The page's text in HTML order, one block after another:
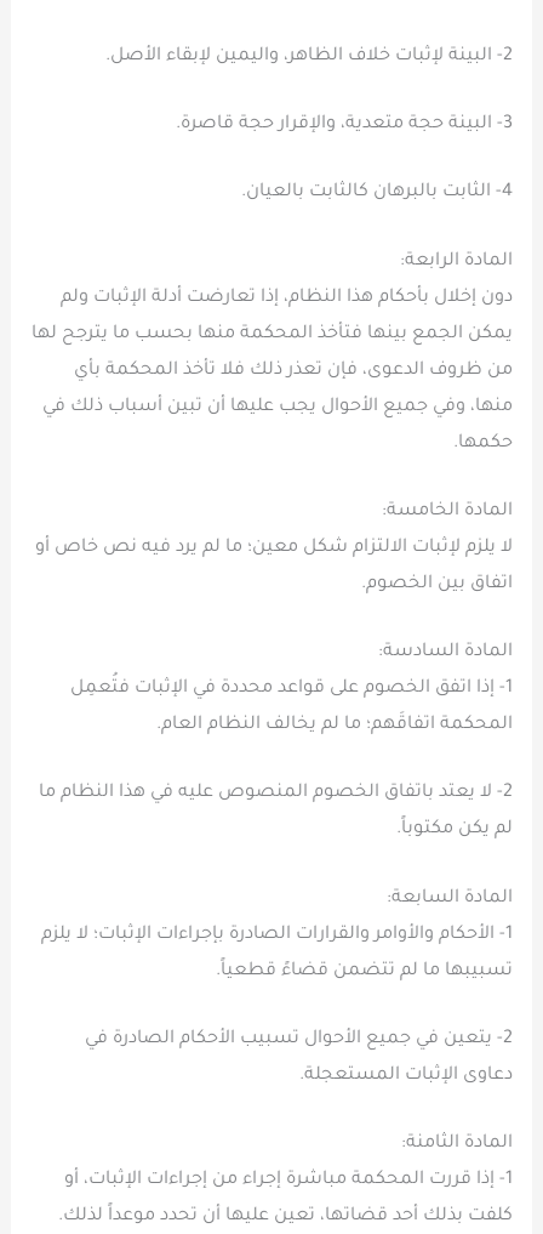
2- البينة لإثبات خلاف الظاهر، واليمين لإبقاء الأصل.
3- البينة حجة متعدية، والإقرار حجة قاصرة.
4- الثابت بالبرهان كالثابت بالعيان.
المادة الرابعة:
دون إخلال بأحكام هذا النظام، إذا تعارضت أدلة الإثبات ولم
يمكن الجمع بينها فتأخذ المحكمة منها بحسب ما يترجح لها
من ظروف الدعوى، فإن تعذر ذلك فلا تأخذ المحكمة بأي
منها، وفي جميع الأحوال يجب عليها أن تبين أسباب ذلك في
حكمها.
المادة الخامسة:
لا يلزم لإثبات الالتزام شكل معين؛ ما لم يرد فيه نص خاص أو
اتفاق بين الخصوم.
المادة السادسة:
1- إذا اتفق الخصوم على قواعد محددة في الإثبات فتُعمِل
المحكمة اتفاقَهم؛ ما لم يخالف النظام العام.
2- لا يعتد باتفاق الخصوم المنصوص عليه في هذا النظام ما
لم يكن مكتوباً.
المادة السابعة:
1- الأحكام والأوامر والقرارات الصادرة بإجراءات الإثبات؛ لا يلزم
تسبيبها ما لم تتضمن قضاءً قطعياً.
2- يتعين في جميع الأحوال تسبيب الأحكام الصادرة في
دعاوى الإثبات المستعجلة.
المادة الثامنة:
1- إذا قررت المحكمة مباشرة إجراء من إجراءات الإثبات، أو
كلفت بذلك أحد قضاتها، تعين عليها أن تحدد موعداً لذلك.